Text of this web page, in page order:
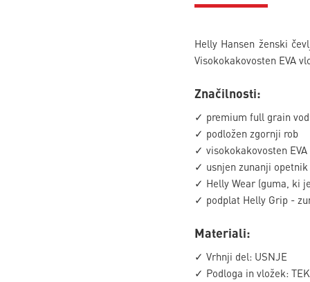
Helly Hansen ženski
Visokokakovosten EVA
Značilnosti:
✓ premium full grain
✓ podložen zgornji rob
✓ visokokakovosten
✓ usnjen zunanji opetnik
✓ Helly Wear (guma, ki
✓ podplat Helly Grip -
Materiali:
✓ Vrhnji del: USNJE
✓ Podloga in vložek: